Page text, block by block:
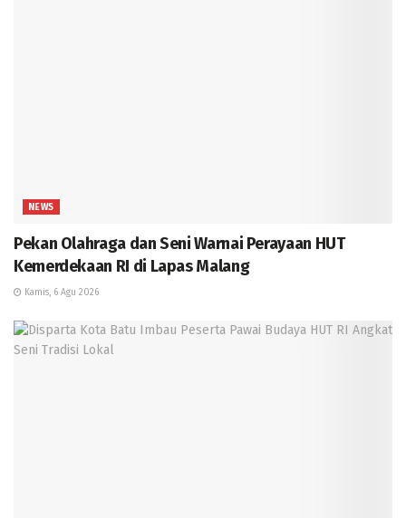
NEWS
Pekan Olahraga dan Seni Warnai Perayaan HUT
Kemerdekaan RI di Lapas Malang
Kamis, 6 Agu 2026